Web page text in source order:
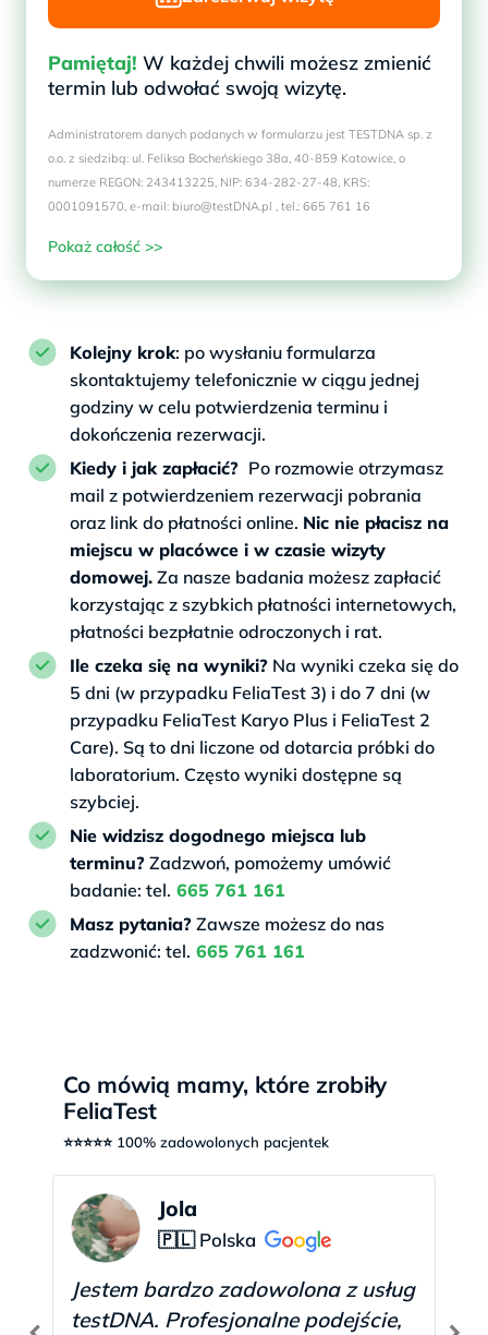
Pamiętaj! W każdej chwili możesz zmienić
termin lub odwołać swoją wizytę.
Administratorem danych podanych w formularzu jest TESTDNA sp. z
o.o. z siedzibą: ul. Feliksa Bocheńskiego 38a, 40-859 Katowice, o
numerze REGON: 243413225, NIP: 634-282-27-48, KRS:
0001091570, e-mail: biuro@testDNA.pl , tel.: 665 761 16
Pokaż całość >>
Kolejny krok: po wysłaniu formularza
skontaktujemy telefonicznie w ciągu jednej
godziny w celu potwierdzenia terminu i
dokończenia rezerwacji.
Kiedy i jak zapłacić? Po rozmowie otrzymasz
mail z potwierdzeniem rezerwacji pobrania
oraz link do płatności online. Nic nie płacisz na
miejscu w placówce i w czasie wizyty
domowej. Za nasze badania możesz zapłacić
korzystając z szybkich płatności internetowych,
płatności bezpłatnie odroczonych i rat.
Ile czeka się na wyniki? Na wyniki czeka się do
5 dni (w przypadku FeliaTest 3) i do 7 dni (w
przypadku FeliaTest Karyo Plus i FeliaTest 2
Care). Są to dni liczone od dotarcia próbki do
laboratorium. Często wyniki dostępne są
szybciej.
Nie widzisz dogodnego miejsca lub
terminu? Zadzwoń, pomożemy umówić
badanie: tel. 665 761 161
Masz pytania? Zawsze możesz do nas
zadzwonić: tel. 665 761 161
Co mówią mamy, które zrobiły
FeliaTest
⭐⭐⭐⭐⭐ 100% zadowolonych pacjentek
Jola
🇵🇱 Polska
Jestem bardzo zadowolona z usług
testDNA. Profesjonalne podejście,